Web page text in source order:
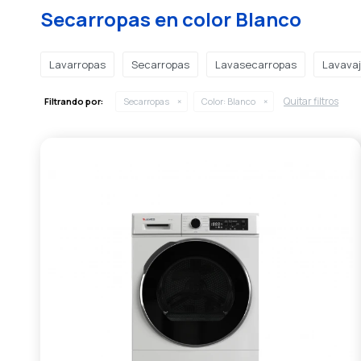
Secarropas en color Blanco
Lavarropas Secarropas Lavasecarropas
Filtrando por: Secarropas Color: Blanco Quitar filtros